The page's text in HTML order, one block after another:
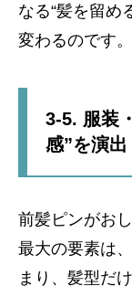
なる“髪を留め
変わるのです。
3-5. 服装
感”を演出
前髪ピンがお
最大の要素は
まり、髪型だ